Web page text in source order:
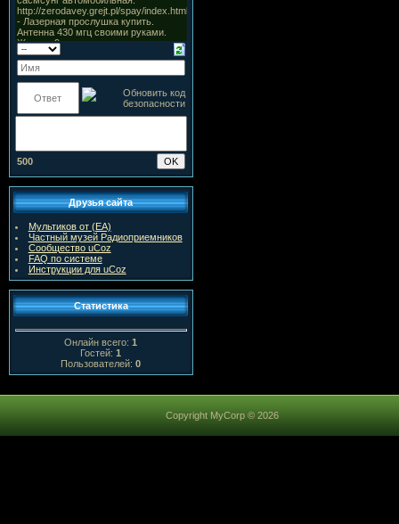
500
Друзья сайта
Мультиков от (ЕА)
Частный музей Радиоприемников
Сообщество uCoz
FAQ по системе
Инструкции для uCoz
Статистика
Онлайн всего:1
Гостей:1
Пользователей:0
Copyright MyCorp © 2026